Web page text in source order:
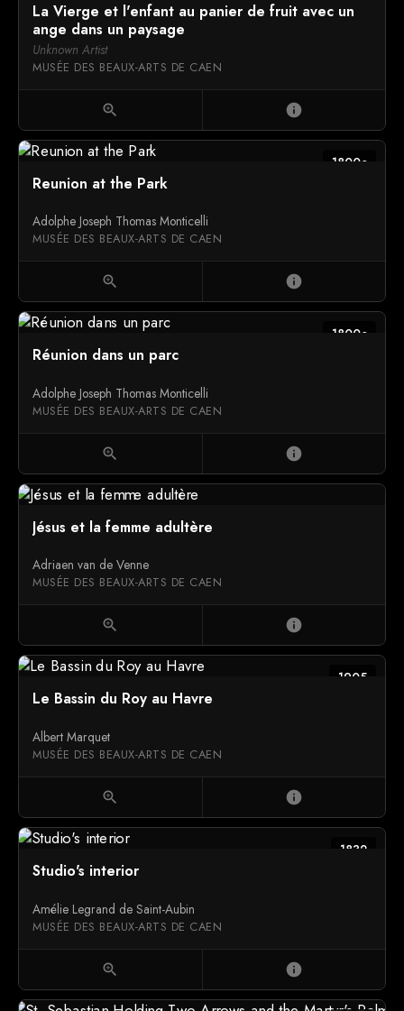
La Vierge et l'enfant au panier de fruit avec un
ange dans un paysage
Unknown Artist
MUSÉE DES BEAUX-ARTS DE CAEN
zoom_in info
1800c
Reunion at the Park
Adolphe Joseph Thomas Monticelli
MUSÉE DES BEAUX-ARTS DE CAEN
zoom_in info
1800c
Réunion dans un parc
Adolphe Joseph Thomas Monticelli
MUSÉE DES BEAUX-ARTS DE CAEN
zoom_in info
Jésus et la femme adultère
Adriaen van de Venne
MUSÉE DES BEAUX-ARTS DE CAEN
zoom_in info
1905
Le Bassin du Roy au Havre
Albert Marquet
MUSÉE DES BEAUX-ARTS DE CAEN
zoom_in info
1832
Studio's interior
Amélie Legrand de Saint-Aubin
MUSÉE DES BEAUX-ARTS DE CAEN
zoom_in info